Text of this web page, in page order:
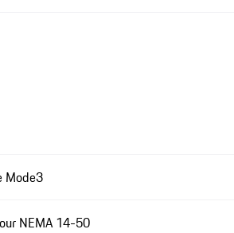
Mode3
NEMA 14-50